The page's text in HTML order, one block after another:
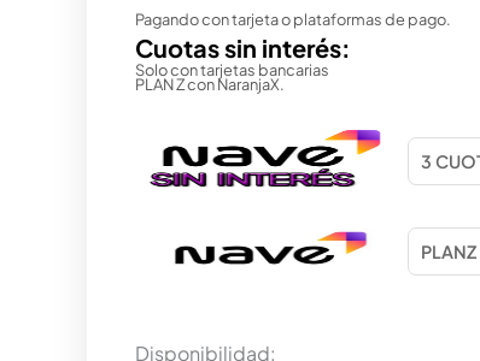
Pagando con tarjeta o plataformas de pago.
Cuotas sin interés:
Solo con tarjetas bancarias
PLAN Z con NaranjaX.
Disponibilidad:
SET